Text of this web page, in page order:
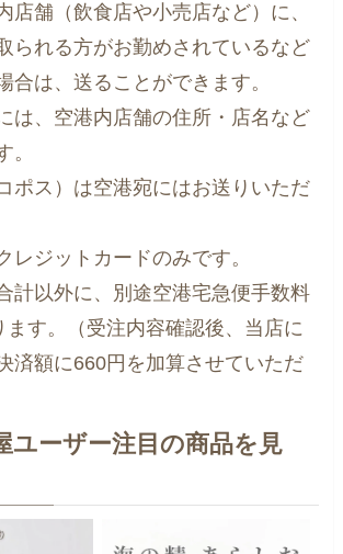
店舗（飲食店や小売店など）に、
られる方がお勤めされているなど
合は、送ることができます。
は、空港内店舗の住所・店名など
。
ポス）は空港宛にはお送りいただ
ジットカードのみです。
計以外に、別途空港宅急便手数料
ます。（受注内容確認後、当店に
済額に660円を加算させていただ
ユーザー注目の商品を見